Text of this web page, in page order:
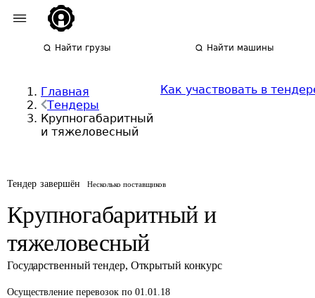
Найти грузы Найти машины
Главная
Тендеры
Крупногабаритный
и тяжеловесный
Как участвовать в
Тендер завершён Несколько поставщиков
Крупногабаритный и
тяжеловесный
Государственный тендер, Открытый конкурс
Осуществление перевозок по 01.01.18